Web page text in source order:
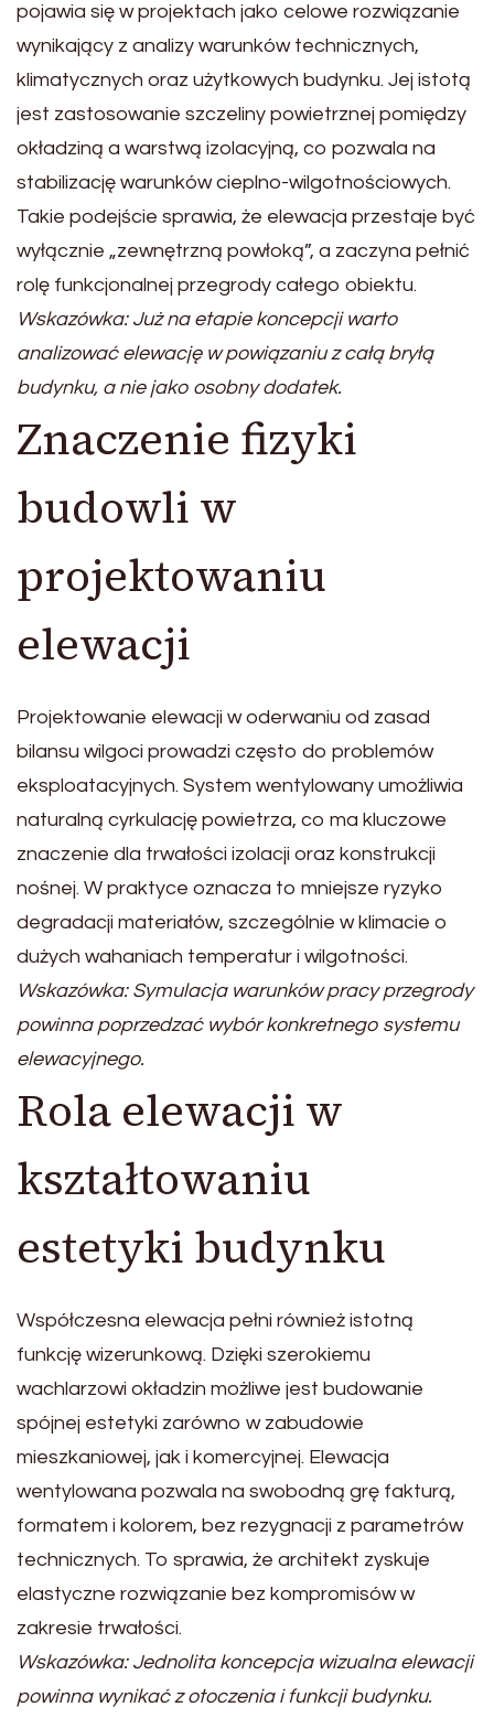
pojawia się w projektach jako celowe rozwiązanie
wynikający z analizy warunków technicznych,
klimatycznych oraz użytkowych budynku. Jej istotą
jest zastosowanie szczeliny powietrznej pomiędzy
okładziną a warstwą izolacyjną, co pozwala na
stabilizację warunków cieplno-wilgotnościowych.
Takie podejście sprawia, że elewacja przestaje być
wyłącznie „zewnętrzną powłoką”, a zaczyna pełnić
rolę funkcjonalnej przegrody całego obiektu.
Wskazówka: Już na etapie koncepcji warto
analizować elewację w powiązaniu z całą bryłą
budynku, a nie jako osobny dodatek.
Znaczenie fizyki
budowli w
projektowaniu
elewacji
Projektowanie elewacji w oderwaniu od zasad
bilansu wilgoci prowadzi często do problemów
eksploatacyjnych. System wentylowany umożliwia
naturalną cyrkulację powietrza, co ma kluczowe
znaczenie dla trwałości izolacji oraz konstrukcji
nośnej. W praktyce oznacza to mniejsze ryzyko
degradacji materiałów, szczególnie w klimacie o
dużych wahaniach temperatur i wilgotności.
Wskazówka: Symulacja warunków pracy przegrody
powinna poprzedzać wybór konkretnego systemu
elewacyjnego.
Rola elewacji w
kształtowaniu
estetyki budynku
Współczesna elewacja pełni również istotną
funkcję wizerunkową. Dzięki szerokiemu
wachlarzowi okładzin możliwe jest budowanie
spójnej estetyki zarówno w zabudowie
mieszkaniowej, jak i komercyjnej. Elewacja
wentylowana pozwala na swobodną grę fakturą,
formatem i kolorem, bez rezygnacji z parametrów
technicznych. To sprawia, że architekt zyskuje
elastyczne rozwiązanie bez kompromisów w
zakresie trwałości.
Wskazówka: Jednolita koncepcja wizualna elewacji
powinna wynikać z otoczenia i funkcji budynku.